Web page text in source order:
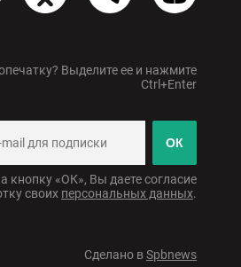
Выделите ее и нажмите
Ctrl+Enter
ОК
кнопку «ОК», Вы даете согласие
своих персональных данных.
Сделано вSpbnews